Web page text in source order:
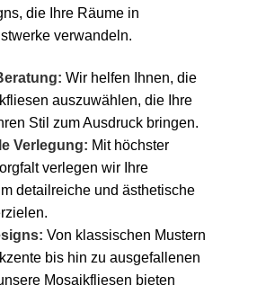
die Ihre Räume in
verwandeln.
Wir helfen Ihnen, die
auszuwählen, die Ihre
Stil zum Ausdruck bringen.
Verlegung: Mit höchster
verlegen wir Ihre
detailreiche und ästhetische
Von klassischen Mustern
bis hin zu ausgefallenen
Mosaikfliesen bieten